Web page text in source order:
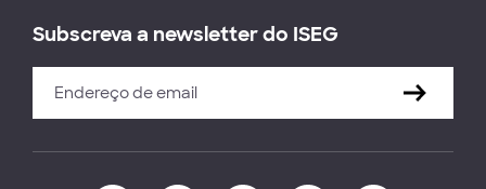
Subscreva a newsletter do ISEG